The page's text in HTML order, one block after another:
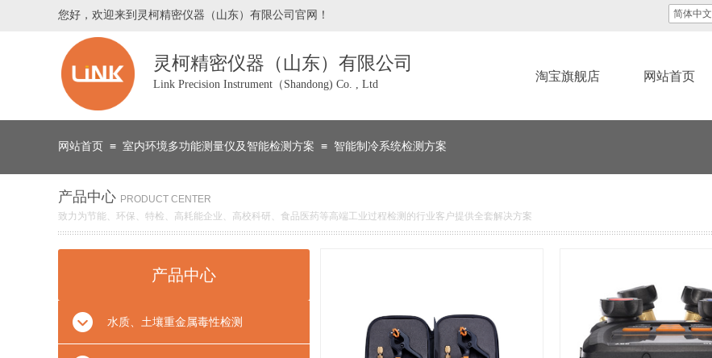
简体中文
您好，欢迎来到灵柯精密仪器（山东）有限公司官网！
灵柯精密仪器（山东）有限公司
Link Precision Instrument（Shandong) Co. , Ltd
淘宝旗舰店 网站首页
网站首页 ≡ 室内环境多功能测量仪及智能检测方案 ≡ 智能制冷系统检测方案
产品中心 PRODUCT CENTER
致力为节能、环保、特检、高耗能企业、高校科研、食品医药等高端工业过程检测的行业客户提供全套解决方案
产品中心
水质、土壤重金属毒性检测